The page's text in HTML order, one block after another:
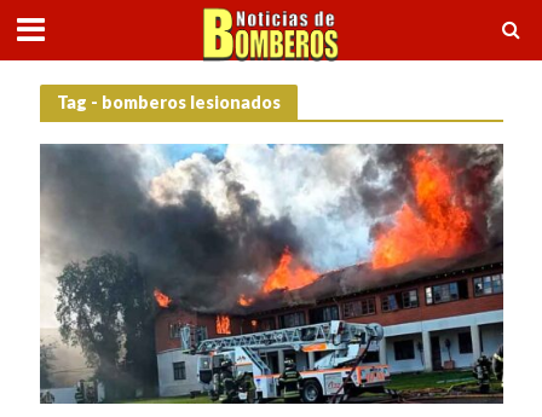
Tag - bomberos lesionados